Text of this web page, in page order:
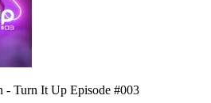
- Turn It Up Episode #003